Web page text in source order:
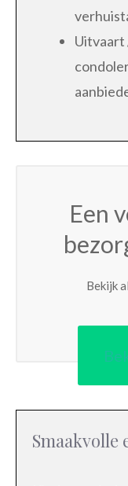
Uitvaart
Een
Bekijk